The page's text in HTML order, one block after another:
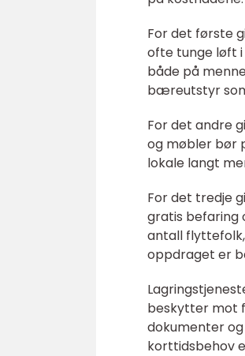
For det første
ofte tunge løft
både på
bæreutstyr
For det andre
og møbler bør
lokale langt
For det tredje
gratis befaring
antall
oppdraget er
beskytter mot
dokumenter
korttidsbehov